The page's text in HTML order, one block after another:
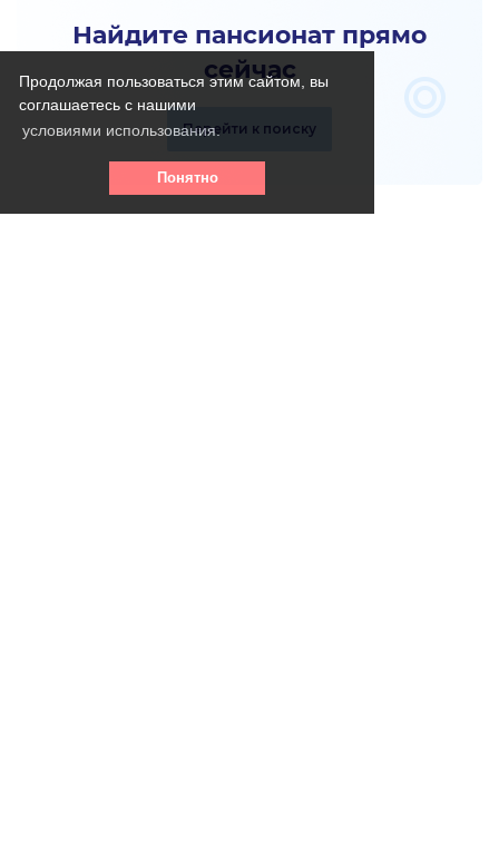
Продолжая пользоваться этим сайтом, вы
соглашаетесь с нашими
условиями использования.
Понятно
Найдите пансионат прямо
сейчас
Перейти к поиску